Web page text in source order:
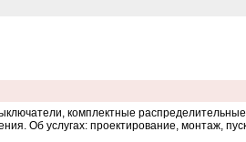
комплектные
Об услугах: проектирование, монтаж,